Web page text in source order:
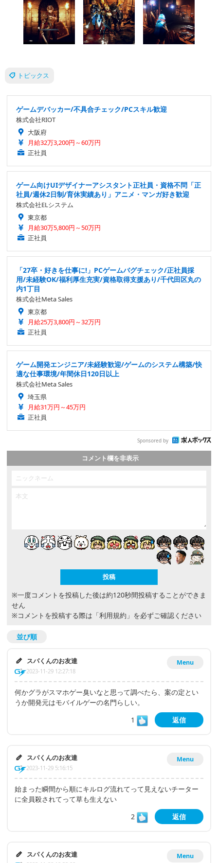
トピックス
ゲームデバッカー/不具合チェック/PCスキル歓迎
株式会社RIOT
大阪府
月給32万3,200円～60万円
正社員
ゲーム向けUIデザイナーアシスタント正社員・資格不問「正
社員/週休2日制/育休実績あり」アニメ・マンガ好き歓迎
株式会社ELシステム
東京都
月給30万5,800円～50万円
正社員
「27卒・好きを仕事に!」PCゲームバグチェック/正社員採
用/未経験OK/福利厚生充実/資格取得支援あり/千代田区丸の
内1丁目
株式会社Meta Sales
東京都
月給25万3,800円～32万円
正社員
ゲーム開発エンジニア/未経験歓迎/ゲームのシステム構築/快
適な仕事環境/年間休日120日以上
株式会社Meta Sales
埼玉県
月給31万円～45万円
正社員
Sponsored by
コメント欄を非表示
※一度コメントを投稿した後は約120秒間投稿することができま
せん
※コメントを投稿する際は 「利用規約」 を必ずご確認ください
並び順
Menu
スパくんのお友達
2023-11-29 12:27:18
何かグラがスマホゲー臭いなと思って調べたら、案の定とい
うか開発元はモバイルゲーの名門らしい。
1
返信
Menu
スパくんのお友達
2023-11-29 5:16:15
始まった瞬間から順にキルログ流れてって見えないチーター
に全員殺されてって草も生えない
2
返信
Menu
スパくんのお友達